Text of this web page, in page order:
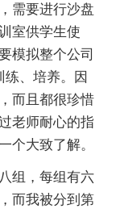
需要进行沙盘
室供学生使
模拟整个公司
、培养。因
而且都很珍惜
老师耐心的指
个大致了解。
组，每组有六
而我被分到第